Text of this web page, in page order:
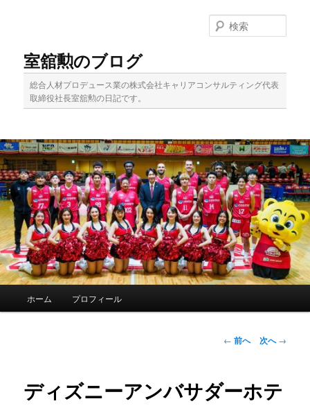
移
動
室舘勲のブログ
総合人材プロデュース業の株式会社キャリアコンサルティング代表
取締役社長室舘勲の日記です。
索
ホーム プロフィール
投
ビ
ゲ
← 前へ 次へ→
ディズニーアンバサダーホテ